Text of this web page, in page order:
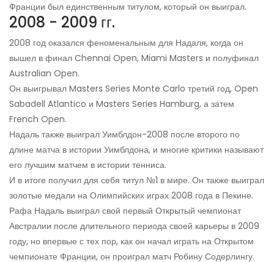
Франции был единственным титулом, который он выиграл.
2008 - 2009 гг.
2008 год оказался феноменальным для Надаля, когда он
вышел в финал Chennai Open, Miami Masters и полуфинал
Australian Open.
Он выигрывал Masters Series Monte Carlo третий год, Open
Sabadell Atlantico и Masters Series Hamburg, а затем
French Open.
Надаль также выиграл Уимблдон-2008 после второго по
длине матча в истории Уимблдона, и многие критики называют
его лучшим матчем в истории тенниса.
И в итоге получил для себя титул №1 в мире. Он также выиграл
золотые медали на Олимпийских играх 2008 года в Пекине.
Рафа Надаль выиграл свой первый Открытый чемпионат
Австралии после длительного периода своей карьеры в 2009
году, но впервые с тех пор, как он начал играть на Открытом
чемпионате Франции, он проиграл матч Робину Содерлингу.